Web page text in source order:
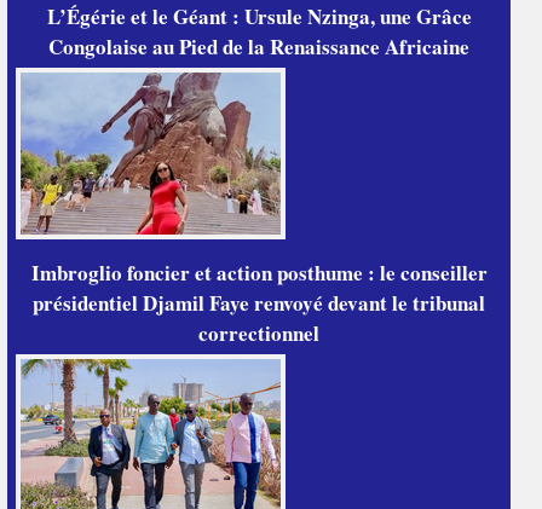
L’Égérie et le Géant : Ursule Nzinga, une Grâce
Congolaise au Pied de la Renaissance Africaine
Imbroglio foncier et action posthume : le conseiller
présidentiel Djamil Faye renvoyé devant le tribunal
correctionnel